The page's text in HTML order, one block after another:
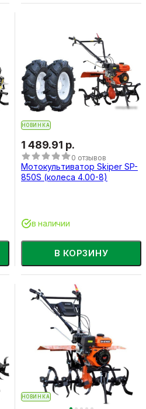
НОВИНКА
1 489.91 р.
0 отзывов
Мотокультиватор Skiper SP-
850S (колеса 4.00-8)
В КОРЗИНУ
в наличии
НОВИНКА